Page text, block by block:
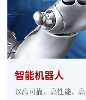
智能机器人
以高可靠、高性能、